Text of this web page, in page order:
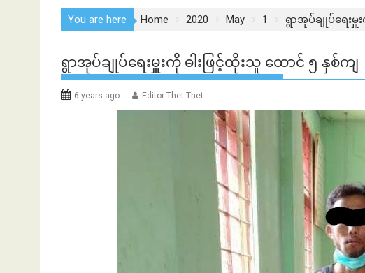
You are here Home 2020 May 1 ရွာအုပ်ချုပ်ရေးမှူ
ရွာအုပ်ချုပ်ရေးမှူးကို ဓါးဖြင့်ထိုးသူ ထောင် ၅ နှစ်ကျ
6 years ago Editor Thet Thet